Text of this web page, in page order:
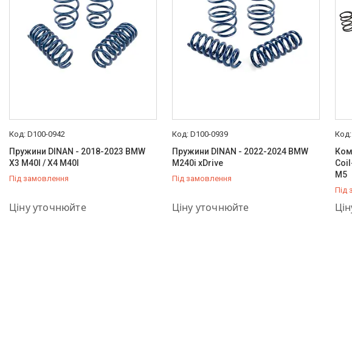
D100-0942
Пружини DINAN - 2018-2023 BMW
X3 M40I / X4 M40I
Під замовлення
Ціну уточнюйте
+380 (66) 757-37-36
D100-0939
Пружини DINAN - 2022-2024 BMW
M240i xDrive
Під замовлення
Ціну уточнюйте
+380 (66) 757-37-36
M5
Під